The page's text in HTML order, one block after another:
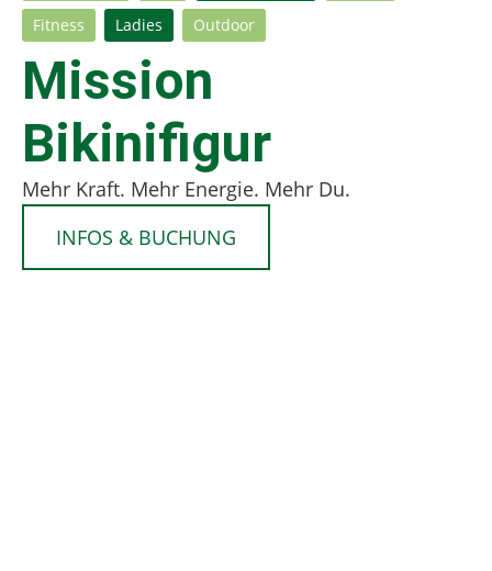
Fitness Ladies Outdoor
Mission
Bikinifigur
Mehr Kraft. Mehr Energie. Mehr Du.
INFOS & BUCHUNG